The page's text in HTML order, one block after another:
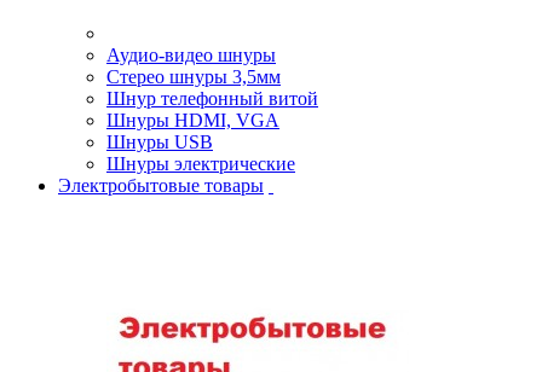
Аудио-видео шнуры
Стерео шнуры 3,5мм
Шнур телефонный витой
Шнуры HDMI, VGA
Шнуры USB
Шнуры электрические
Электробытовые товары